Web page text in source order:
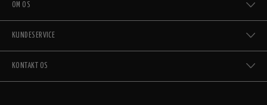
OM OS
KUNDESERVICE
KONTAKT OS